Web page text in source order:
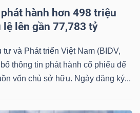
hành hơn 498 triệu
lên gần 77,783 tỷ
và Phát triển Việt Nam (BIDV,
thông tin phát hành cổ phiếu để
vốn chủ sở hữu. Ngày đăng ký...